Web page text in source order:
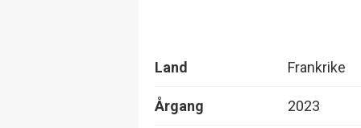
Land Frankrike
Årgang 2023